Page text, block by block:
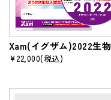
Xam(イグザム)2022生物
¥22,000(税込)